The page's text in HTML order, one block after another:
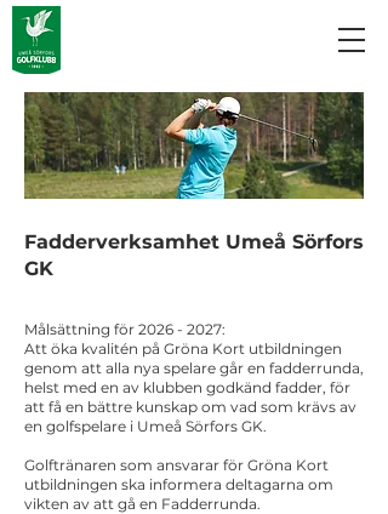
Fadderverksamhet Umeå Sörfors
GK
Målsättning för 2026 - 2027:
Att öka kvalitén på Gröna Kort utbildningen
genom att alla nya spelare går en fadderrunda,
helst med en av klubben godkänd fadder, för
att få en bättre kunskap om vad som krävs av
en golfspelare i Umeå Sörfors GK.
Golftränaren som ansvarar för Gröna Kort
utbildningen ska informera deltagarna om
vikten av att gå en Fadderrunda.